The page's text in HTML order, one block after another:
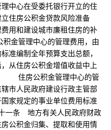
中心在受委托银行开立的住
住房公积金贷款风险准备
用和建设城市廉租住房的补
管理中心的管理费用，由
准编制全年预算支出总额，
从住房公积金增值收益中上
住房公积金管理中心的管
市人民政府建设行政主管部
家规定的事业单位费用标准
条 地方有关人民政府财政
公积金归集、提取和使用情